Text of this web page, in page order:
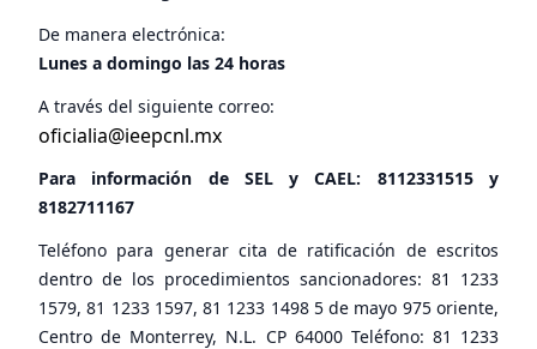
De manera electrónica:
Lunes a domingo las 24 horas
A través del siguiente correo:
oficialia@ieepcnl.mx
Para información de SEL y CAEL: 8112331515y
8182711167
Teléfono para generar cita de ratificación de escritos
dentro de los procedimientos sancionadores: 81 1233
1579, 81 1233 1597, 81 1233 1498 5 de mayo 975 oriente,
Centro de Monterrey, N.L. CP 64000 Teléfono: 81 1233